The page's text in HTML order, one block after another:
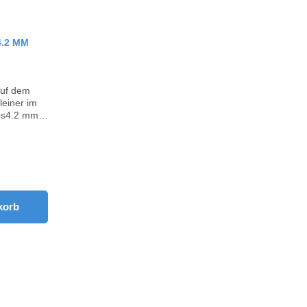
die Anzahl zu erhöhen oder zu
die Schaltflächen um die Anzahl zu
Wert ein oder benutze die
MM
dem
im
Gib den gewünschten Wert ein oder